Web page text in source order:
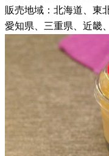
販売地域：北海道、東
愛知県、三重県、近畿